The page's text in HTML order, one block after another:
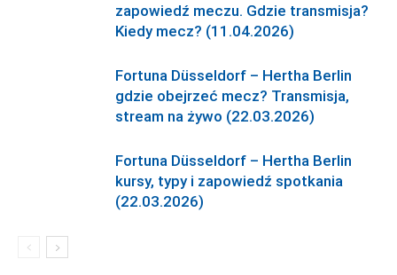
zapowiedź meczu. Gdzie transmisja?
Kiedy mecz? (11.04.2026)
Fortuna Düsseldorf – Hertha Berlin
gdzie obejrzeć mecz? Transmisja,
stream na żywo (22.03.2026)
Fortuna Düsseldorf – Hertha Berlin
kursy, typy i zapowiedź spotkania
(22.03.2026)